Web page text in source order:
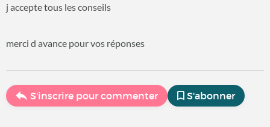
j accepte tous les conseils
merci d avance pour vos réponses
S'inscrire pour commenter S'abonner